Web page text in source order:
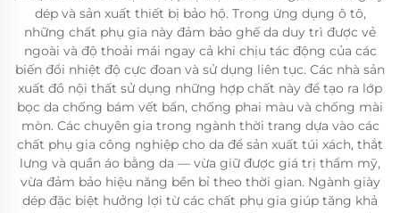
dép và sản xuất thiết bị bảo hộ. Trong ứng dụng ô tô,
những chất phụ gia này đảm bảo ghế da duy trì được vẻ
ngoài và độ thoải mái ngay cả khi chịu tác động của các
biến đổi nhiệt độ cực đoan và sử dụng liên tục. Các nhà sản
xuất đồ nội thất sử dụng những hợp chất này để tạo ra lớp
bọc da chống bám vết bẩn, chống phai màu và chống mài
mòn. Các chuyên gia trong ngành thời trang dựa vào các
chất phụ gia công nghiệp cho da để sản xuất túi xách, thắt
lưng và quần áo bằng da — vừa giữ được giá trị thẩm mỹ,
vừa đảm bảo hiệu năng bền bỉ theo thời gian. Ngành giày
dép đặc biệt hưởng lợi từ các chất phụ gia giúp tăng khả